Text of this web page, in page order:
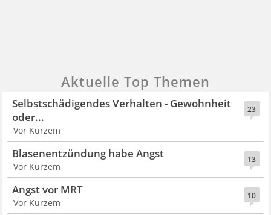
Aktuelle Top Themen
23
Selbstschädigendes Verhalten - Gewohnheit
oder...
Vor Kurzem
13
Blasenentzündung habe Angst
Vor Kurzem
10
Angst vor MRT
Vor Kurzem